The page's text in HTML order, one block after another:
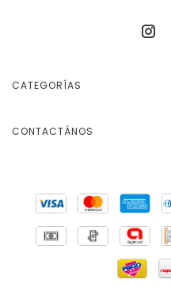
CATEGORÍAS
CONTACTÁNOS